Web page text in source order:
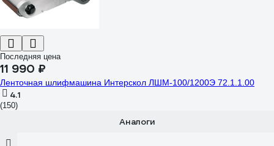
Последняя цена
11 990 ₽
Ленточная шлифмашина Интерскол ЛШМ-100/1200Э 72.1.1.00
4.1
(150)
Аналоги